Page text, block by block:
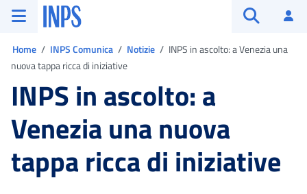
Vai al menu principale
Vai al contenuto principale
Vai al pie' di pagina
INPS ()
Home INPS Comunica Notizie
INPS in ascolto: a Venezia una
nuova tappa ricca di iniziative
INPS in ascolto: a
Venezia una nuova
tappa ricca di iniziative